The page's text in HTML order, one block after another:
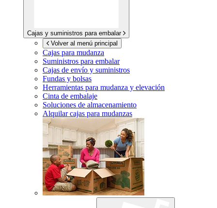
Cajas y suministros para embalar
Volver al menú principal
Cajas para mudanza
Suministros para embalar
Cajas de envío y suministros
Fundas y bolsas
Herramientas para mudanza y elevación
Cinta de embalaje
Soluciones de almacenamiento
Alquilar cajas para mudanzas